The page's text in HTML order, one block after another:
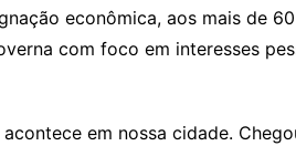
econômica, aos mais de
com foco em interesses
em nossa cidade.